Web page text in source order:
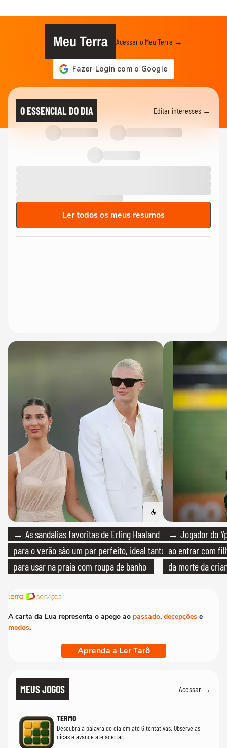
Meu Terra Acessar o Meu Terra →
O ESSENCIAL DO DIA Editar interesses →
Ler todos os meus resumos
→ As sandálias favoritas de Erling Haaland
para o verão são um par perfeito, ideal tanto
para usar na praia com roupa de banho
→ Jogador do
ao entrar com
da morte da
A carta da Lua representa o apego ao passado, decepções e
medos.
Aprenda a Ler Tarô
MEUS JOGOS Acessar →
TERMO
Descubra a palavra do dia em até 6 tentativas. Observe as
dicas e avance até acertar.